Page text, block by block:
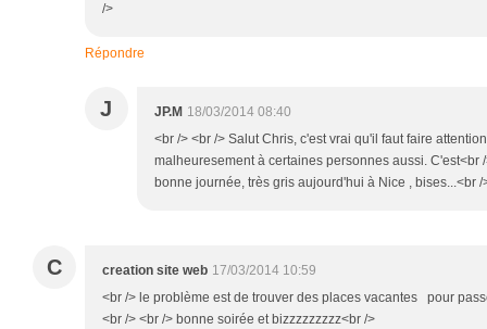
/>
Répondre
J JP.M 18/03/2014 08:40
<br /> <br /> Salut Chris, c'est vrai qu'il faut faire
malheuresement à certaines personnes aussi. C'est<br
bonne journée, très gris aujourd'hui à Nice , bises...<br /
C creation site web 17/03/2014 10:59
<br /> le problème est de trouver des places vacantes pour
<br /> <br /> bonne soirée et bizzzzzzzzz<br />